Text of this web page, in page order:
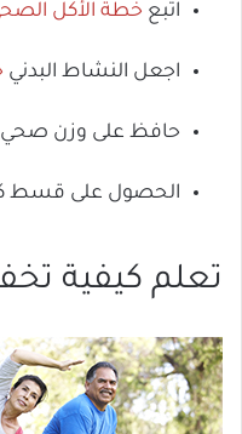
اتبع خطة الأكل
اجعل النشاط البدني
حافظ على وزن صحي
الحصول على قسط
تعلم كيفية